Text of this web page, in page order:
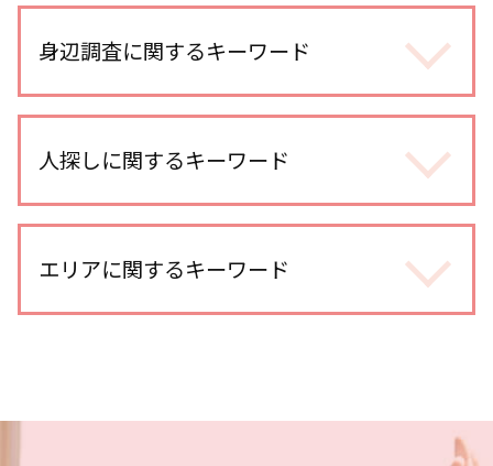
不倫調査 自分で尾行
不倫調査 訴えられる
浮気調査 費用 相手に請求
不倫調査 不倫相手
不倫調査 探偵
浮気 割合
身辺調査に関するキーワード
身辺調査 なぜ わかる
身辺調査 いくら
身辺調査 どこまでわかる 結婚
身辺調査 金額
人探しに関するキーワード
人探し どうやって
家出調査 探偵
人探し 自力
エリアに関するキーワード
さいたま市 身辺調査